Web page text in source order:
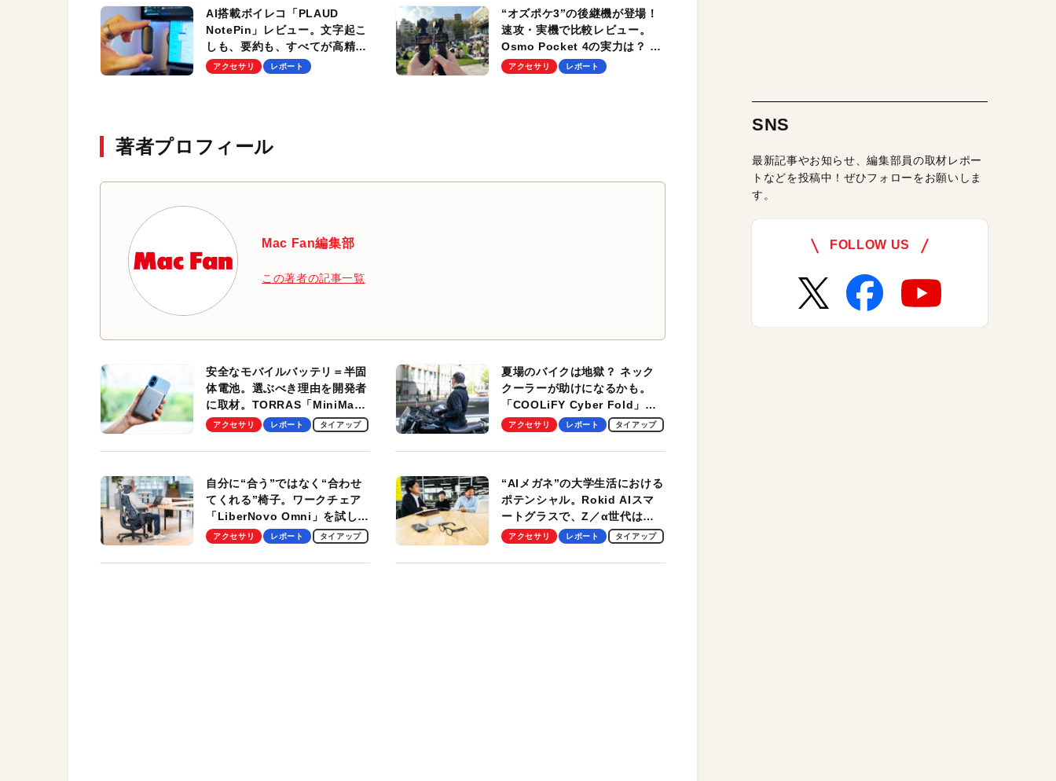
AI搭載ボイレコ「PLAUD
NotePin」レビュー。文字起こ
しも、要約も、すべてが高精
度。ウェアラブルってありそう
アクセサリ レポート
“オズポケ3”の後継機が登場！
速攻・実機で比較レビュー。
Osmo Pocket 4の実力は？ ロ
スレスズーム、ストレージ内
アクセサリ レポート
著者プロフィール
Mac Fan編集部
この著者の記事一覧
安全なモバイルバッテリ＝半固
体電池。選ぶべき理由を開発者
に取材。TORRAS「MiniMag
Pro」の実機レビューも
アクセサリ レポート タイアップ
夏場のバイクは地獄？ ネック
クーラーが助けになるかも。
「COOLiFY Cyber Fold」レ
ビュー。冷却の速さ、密着する
性がグッド！
アクセサリ レポート タイアップ
自分に“合う”ではなく“合わせ
てくれる”椅子。ワークチェア
「LiberNovo Omni」を試して
わかったその魅力。まさかのス
アクセサリ レポート タイアップ
“AIメガネ”の大学生活における
ポテンシャル。Rokid AIスマ
ートグラスで、Z／α世代は何
を見る？ 現役学生起業家、そ
【PR】
アクセサリ レポート タイアップ
SNS
最新記事やお知らせ、編集部員の取材レポー
トなどを投稿中！ぜひフォローをお願いしま
す。
FOLLOW US